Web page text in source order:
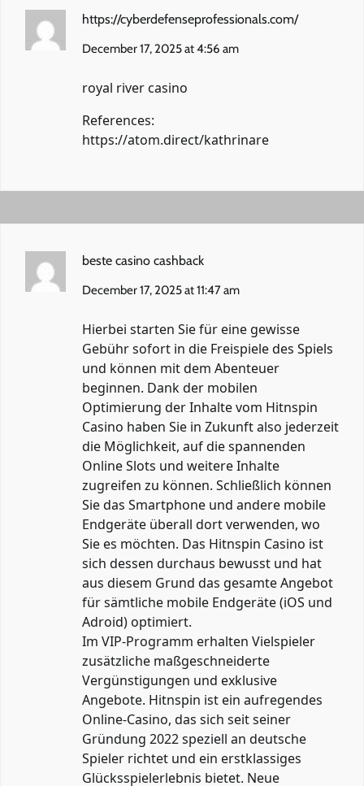
https://cyberdefenseprofessionals.com/
December 17, 2025 at 4:56 am
royal river casino
References:
https://atom.direct/kathrinare
beste casino cashback
December 17, 2025 at 11:47 am
Hierbei starten Sie für eine gewisse
Gebühr sofort in die Freispiele des Spiels
und können mit dem Abenteuer
beginnen. Dank der mobilen
Optimierung der Inhalte vom Hitnspin
Casino haben Sie in Zukunft also jederzeit
die Möglichkeit, auf die spannenden
Online Slots und weitere Inhalte
zugreifen zu können. Schließlich können
Sie das Smartphone und andere mobile
Endgeräte überall dort verwenden, wo
Sie es möchten. Das Hitnspin Casino ist
sich dessen durchaus bewusst und hat
aus diesem Grund das gesamte Angebot
für sämtliche mobile Endgeräte (iOS und
Adroid) optimiert.
Im VIP-Programm erhalten Vielspieler
zusätzliche maßgeschneiderte
Vergünstigungen und exklusive
Angebote. Hitnspin ist ein aufregendes
Online-Casino, das sich seit seiner
Gründung 2022 speziell an deutsche
Spieler richtet und ein erstklassiges
Glücksspielerlebnis bietet. Neue